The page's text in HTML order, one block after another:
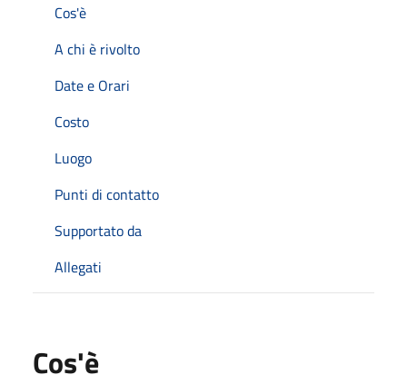
Cos'è
A chi è rivolto
Date e Orari
Costo
Luogo
Punti di contatto
Supportato da
Allegati
Cos'è